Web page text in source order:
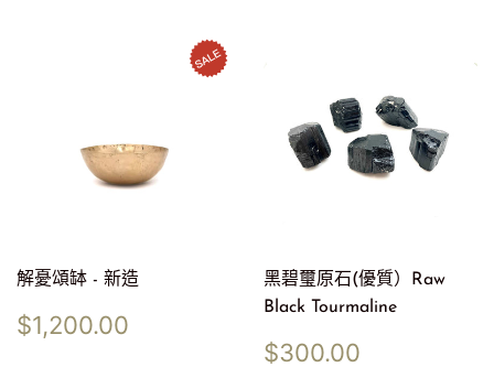
解憂頌缽 - 新造
定
價
$1,200.00 $1,200.00
黑碧璽原石(優質）Raw
Black Tourmaline
定
$300.00